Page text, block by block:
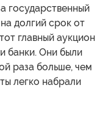
государственный
долгий срок от
главный аукцион
банки. Они были
раза больше, чем
легко набрали